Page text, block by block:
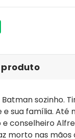
produto
sozinho.
e sua família. Até
conselheiro
morto nas mãos